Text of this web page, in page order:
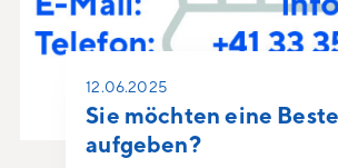
12.06.2025
Sie möchten eine
aufgeben?